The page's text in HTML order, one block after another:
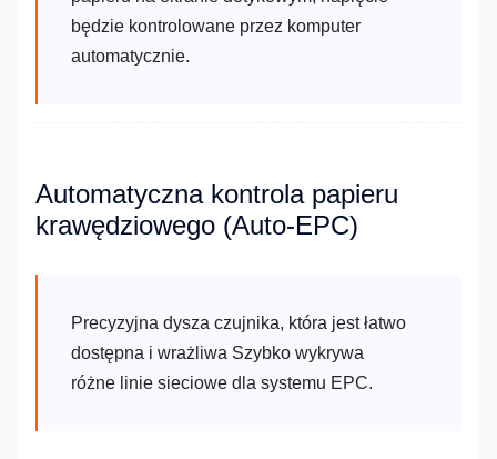
będzie kontrolowane przez komputer
automatycznie.
Automatyczna kontrola papieru
krawędziowego (Auto-EPC)
Precyzyjna dysza czujnika, która jest łatwo
dostępna i wrażliwa Szybko wykrywa
różne linie sieciowe dla systemu EPC.